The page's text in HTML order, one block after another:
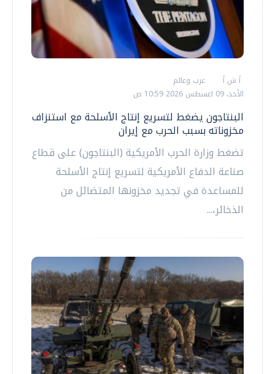
أ ش أ
عرب وعالم
الأحد، 09 اغسطس 2026 10:59 ص
البنتاجون يضغط لتسريع إنتاج الأسلحة مع استنزاف
مخزوناته بسبب الحرب مع إيران
تضغط وزارة الحرب الأمريكية (البنتاجون) على قطاع
صناعة الدفاع الأمريكية لتسريع إنتاج الأسلحة
للمساعدة في تجديد مخزونها المتضائل من
الذخائر،...